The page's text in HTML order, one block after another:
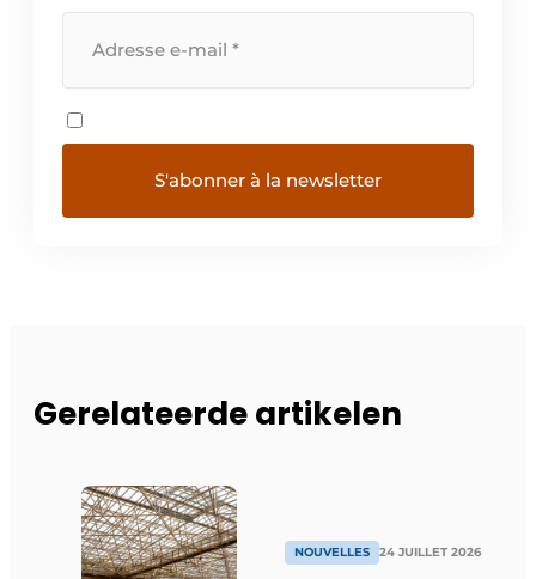
Gerelateerde artikelen
NOUVELLES 24 JUILLET 2026